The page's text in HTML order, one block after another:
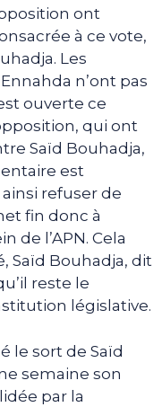
ont
à ce vote,
Les
n’ont pas
ouverte ce
qui ont
Saïd Bouhadja,
est
refuser de
fin donc à
de l’APN. Cela
Saïd Bouhadja, dit
reste le
législative.
le sort de Saïd
semaine son
par la